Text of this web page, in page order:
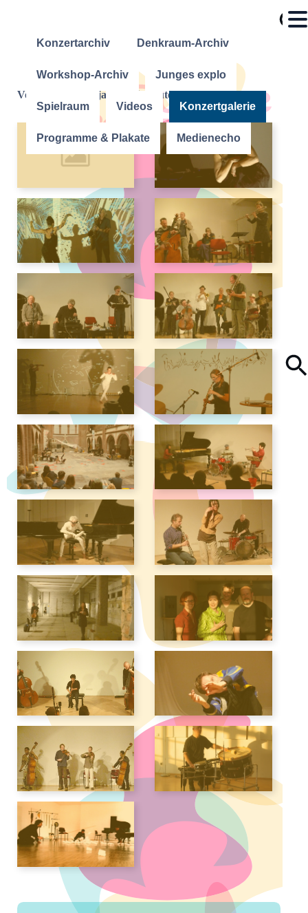
Konzertarchiv Denkraum-Archiv
Workshop-Archiv Junges explo
Spielraum Videos Konzertgalerie
Programme & Plakate Medienecho
Von den Anfangsjahren bis heute